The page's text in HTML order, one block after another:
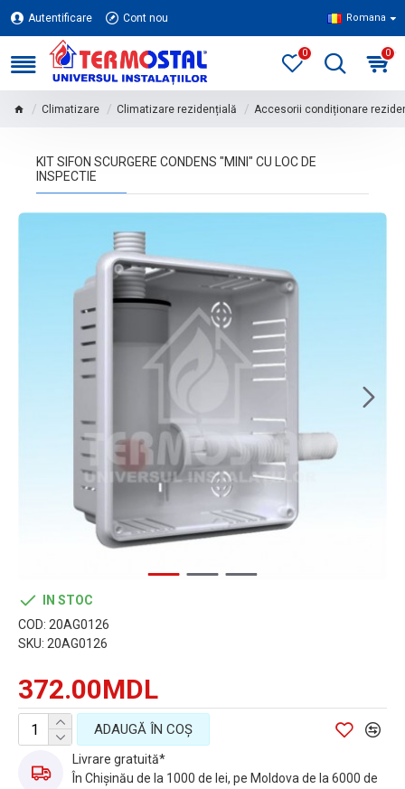
Autentificare Cont nou Romana
0 0
Climatizare Climatizare rezidențială Accesorii condiționare
KIT SIFON SCURGERE CONDENS "MINI" CU LOC DE
INSPECTIE
372.00MDL
IN STOC
COD: 20AG0126
SKU: 20AG0126
ADAUGĂ ÎN COŞ
Livrare gratuită*
În Chișinău de la 1000 de lei, pe Moldova de la 6000 de